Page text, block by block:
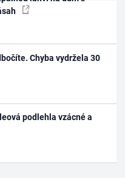
Chyba vydržela 30
podlehla vzácné a